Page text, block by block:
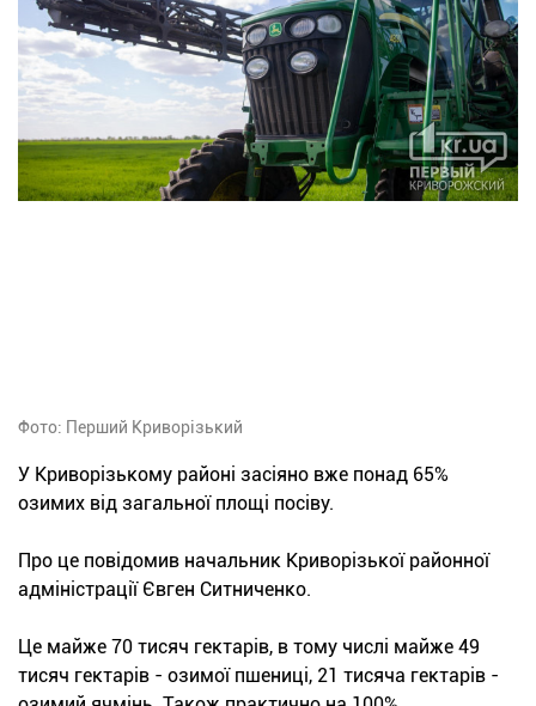
Фото: Перший Криворізький
У Криворізькому районі засіяно вже понад 65%
озимих від загальної площі посіву.
Про це повідомив начальник Криворізької районної
адміністрації Євген Ситниченко.
Це майже 70 тисяч гектарів, в тому числі майже 49
тисяч гектарів - озимої пшениці, 21 тисяча гектарів -